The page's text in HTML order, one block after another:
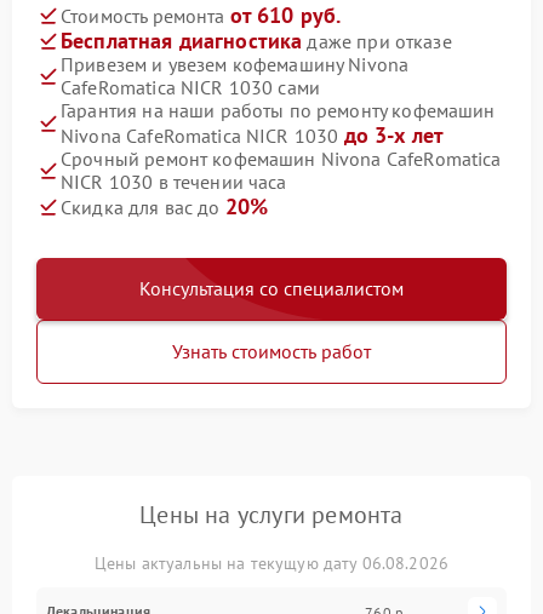
Стоимость ремонта от 610 руб.
Бесплатная диагностика даже при отказе
Привезем и увезем кофемашину Nivona
CafeRomatica NICR 1030 сами
Гарантия на наши работы по ремонту кофемашин
Nivona CafeRomatica NICR 1030 до 3-х лет
Срочный ремонт кофемашин Nivona CafeRomatica
NICR 1030 в течении часа
Скидка для вас до 20%
Консультация со специалистом
Узнать стоимость работ
Цены на услуги ремонта
Цены актуальны на текущую дату 06.08.2026